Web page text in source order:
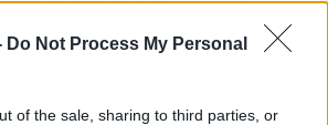
Do Not Process My Personal
of the sale, sharing to third parties, or